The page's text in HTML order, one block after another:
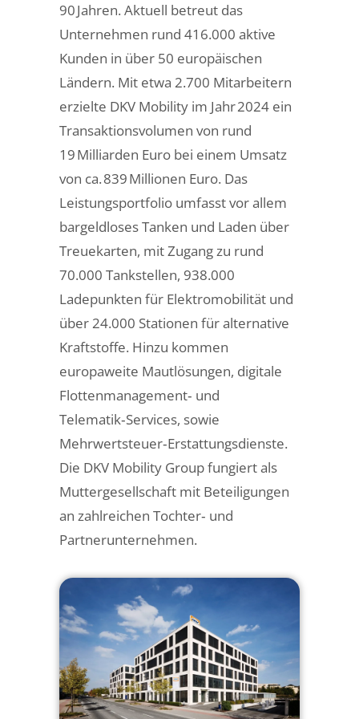
90 Jahren. Aktuell betreut das
Unternehmen rund 416.000 aktive
Kunden in über 50 europäischen
Ländern. Mit etwa 2.700 Mitarbeitern
erzielte DKV Mobility im Jahr 2024 ein
Transaktionsvolumen von rund
19 Milliarden Euro bei einem Umsatz
von ca. 839 Millionen Euro. Das
Leistungsportfolio umfasst vor allem
bargeldloses Tanken und Laden über
Treuekarten, mit Zugang zu rund
70.000 Tankstellen, 938.000
Ladepunkten für Elektromobilität und
über 24.000 Stationen für alternative
Kraftstoffe. Hinzu kommen
europaweite Mautlösungen, digitale
Flottenmanagement‑ und
Telematik‑Services, sowie
Mehrwertsteuer‑Erstattungsdienste.
Die DKV Mobility Group fungiert als
Muttergesellschaft mit Beteiligungen
an zahlreichen Tochter‑ und
Partnerunternehmen.